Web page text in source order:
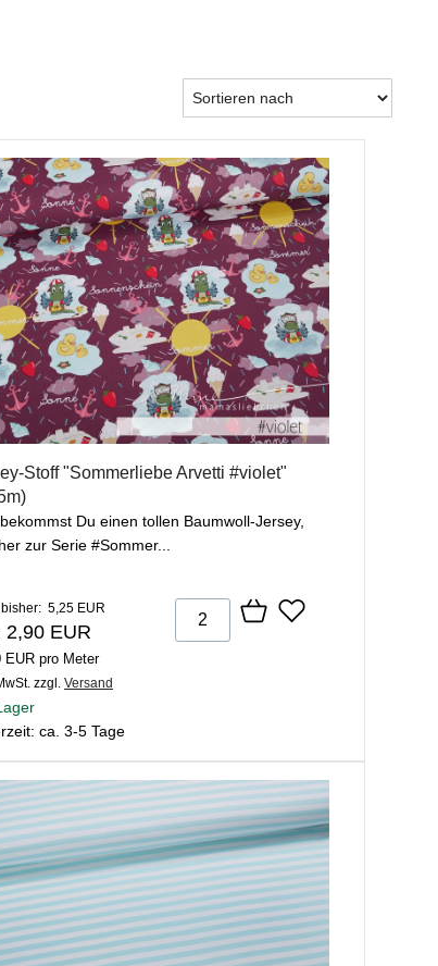
Stoff "Sommerliebe Arvetti #violet"
Du einen tollen Baumwoll-Jersey,
zur Serie #Sommer...
5,25 EUR
2,90 EUR
EUR pro Meter
zzgl. Versand
ca. 3-5 Tage